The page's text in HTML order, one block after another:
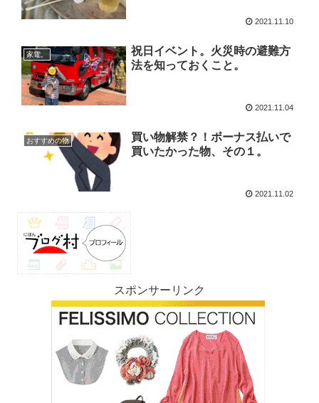
2021.11.10
家電。
祝日イベント。火災時の避難方
法を知っておくこと。
2021.11.04
おすすめの物
買い物解禁？！ボーナス払いで
買いたかった物、その１。
2021.11.02
スポンサーリンク